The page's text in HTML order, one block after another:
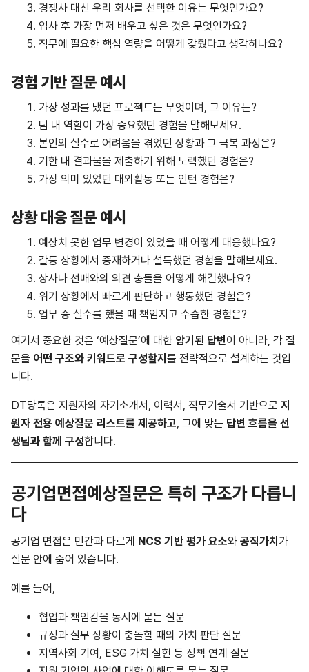
경쟁사 대신 우리 회사를 선택한 이유는 무엇인가요?
입사 후 가장 먼저 배우고 싶은 것은 무엇인가요?
직무에 필요한 핵심 역량을 어떻게 갖췄다고 생각하나요?
경험 기반 질문 예시
가장 성과를 냈던 프로젝트는 무엇이며, 그 이유는?
팀 내 역할이 가장 중요했던 경험을 말해보세요.
본인의 실수로 어려움을 겪었던 상황과 그 극복 과정은?
기한 내 결과물을 제출하기 위해 노력했던 경험은?
가장 의미 있었던 대외활동 또는 인턴 경험은?
상황 대응 질문 예시
예상치 못한 업무 변경이 있었을 때 어떻게 대응했나요?
갈등 상황에서 중재하거나 설득했던 경험을 말해보세요.
상사나 선배와의 의견 충돌을 어떻게 해결했나요?
위기 상황에서 빠르게 판단하고 행동했던 경험은?
업무 중 실수를 했을 때 책임지고 수습한 경험은?
여기서 중요한 것은 ‘예상질문’에 대한 암기된 답변이 아니라, 각 질
문을 어떤 구조와 키워드로 구성할지 를 전략적으로 설계하는 것입
니다.
DT당톡은 지원자의 자기소개서, 이력서, 직무기술서 기반으로 지
원자 전용 예상질문 리스트를 제공하고, 그에 맞는 답변 흐름을 선
생님과 함께 구성합니다.
공기업면접예상질문은 특히 구조가 다릅니
다
공기업 면접은 민간과 다르게 NCS 기반 평가 요소와 공직가치 가
질문 안에 숨어 있습니다.
예를 들어,
협업과 책임감을 동시에 묻는 질문
규정과 실무 상황이 충돌할 때의 가치 판단 질문
지역사회 기여, ESG 가치 실현 등 정책 연계 질문